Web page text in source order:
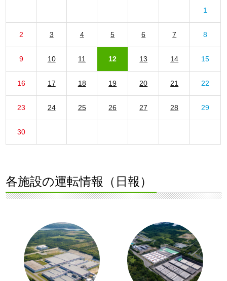
1
2 3 4 5 6 7 8
9 10 11 12 13 14 15
16 17 18 19 20 21 22
23 24 25 26 27 28 29
30
各施設の運転情報（日報）